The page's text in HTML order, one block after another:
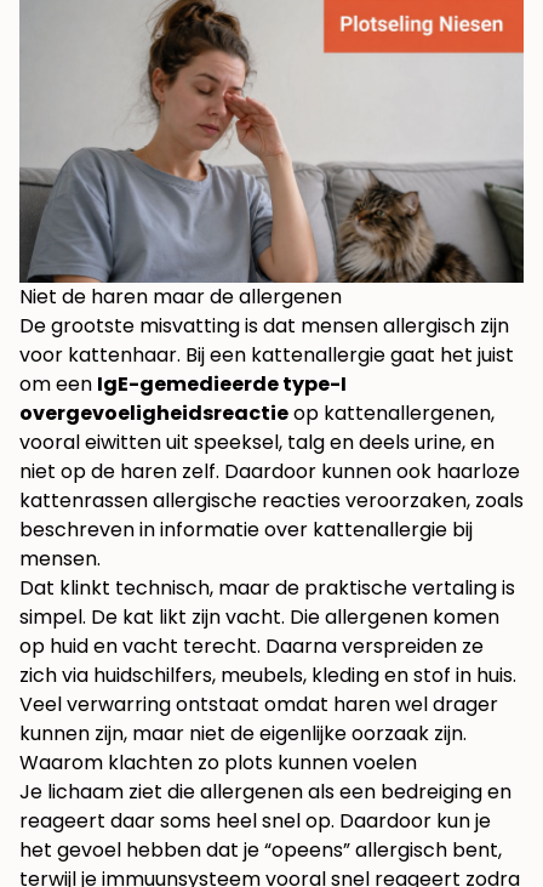
Niet de haren maar de allergenen
De grootste misvatting is dat mensen allergisch zijn
voor kattenhaar. Bij een kattenallergie gaat het juist
om een IgE-gemedieerde type-I
overgevoeligheidsreactieop kattenallergenen,
vooral eiwitten uit speeksel, talg en deels urine, en
niet op de haren zelf. Daardoor kunnen ook haarloze
kattenrassen allergische reacties veroorzaken, zoals
beschreven in informatie over kattenallergie bij
mensen.
Dat klinkt technisch, maar de praktische vertaling is
simpel. De kat likt zijn vacht. Die allergenen komen
op huid en vacht terecht. Daarna verspreiden ze
zich via huidschilfers, meubels, kleding en stof in huis.
Veel verwarring ontstaat omdat haren wel drager
kunnen zijn, maar niet de eigenlijke oorzaak zijn.
Waarom klachten zo plots kunnen voelen
Je lichaam ziet die allergenen als een bedreiging en
reageert daar soms heel snel op. Daardoor kun je
het gevoel hebben dat je “opeens” allergisch bent,
terwijl je immuunsysteem vooral snel reageert zodra